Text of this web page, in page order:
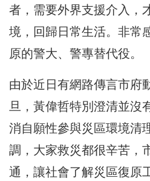
者，需要外界支援介入，
境，回歸日常生活。非常
原的警大、警專替代役。
由於近日有網路傳言市府
旦，黃偉哲特別澄清並沒
消自願性參與災區環境清
調，大家救災都很辛苦，
通，讓社會了解災區復原